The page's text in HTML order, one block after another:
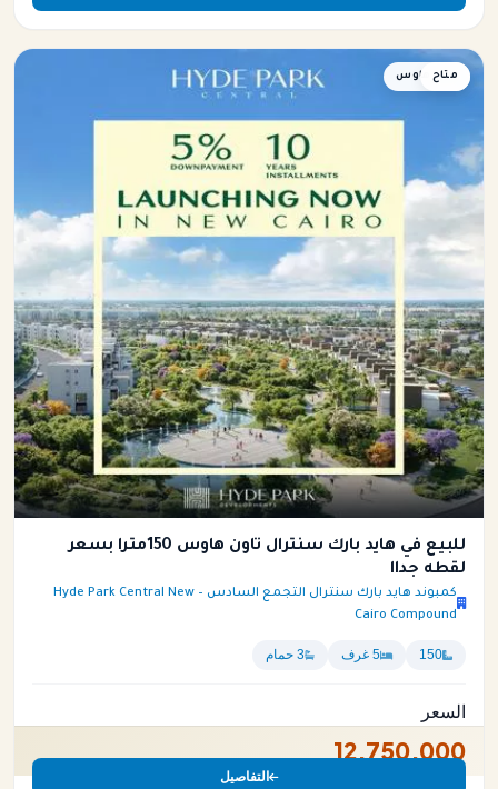
تاون هاوس
متاح
للبيع في هايد بارك سنترال تاون هاوس 150متراً بسعر
لقطه جداا
كمبوند هايد بارك سنترال التجمع السادس – Hyde Park Central New
Cairo Compound
150 5 غرف 3 حمام
السعر
12,750,000
التفاصيل